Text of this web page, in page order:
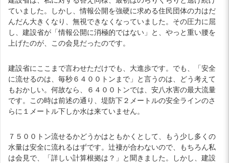
ていました。しかし、情報公開を強硬に求める住民団体の力はだ
んだん大きくなり、無視できなくなっていました。その圧力に屈
し、建設省が「情報公開に消極的ではない」と、やっと重い腰を
上げたのが、この会見だったのです。
建設省にここまで言わせただけでも、大進歩です。でも、「安全
に流せるのは、毎秒６４００トンまで」と言うのは、どう考えて
もおかしい。何故なら、６４００トンでは、安八水害の最大流量
です。この時は前述の通り、堤防下２メートルの安全ラインのさ
らに１メートル下しか水は来ていません。
７５００トン流せるかどうかはともかくとして、もう少し多くの
水量は安全に流れるはずです。辻褄が合わないので、もちろん私
は会見で、「詳しい計算根拠は？」と聞きました。しかし、建設